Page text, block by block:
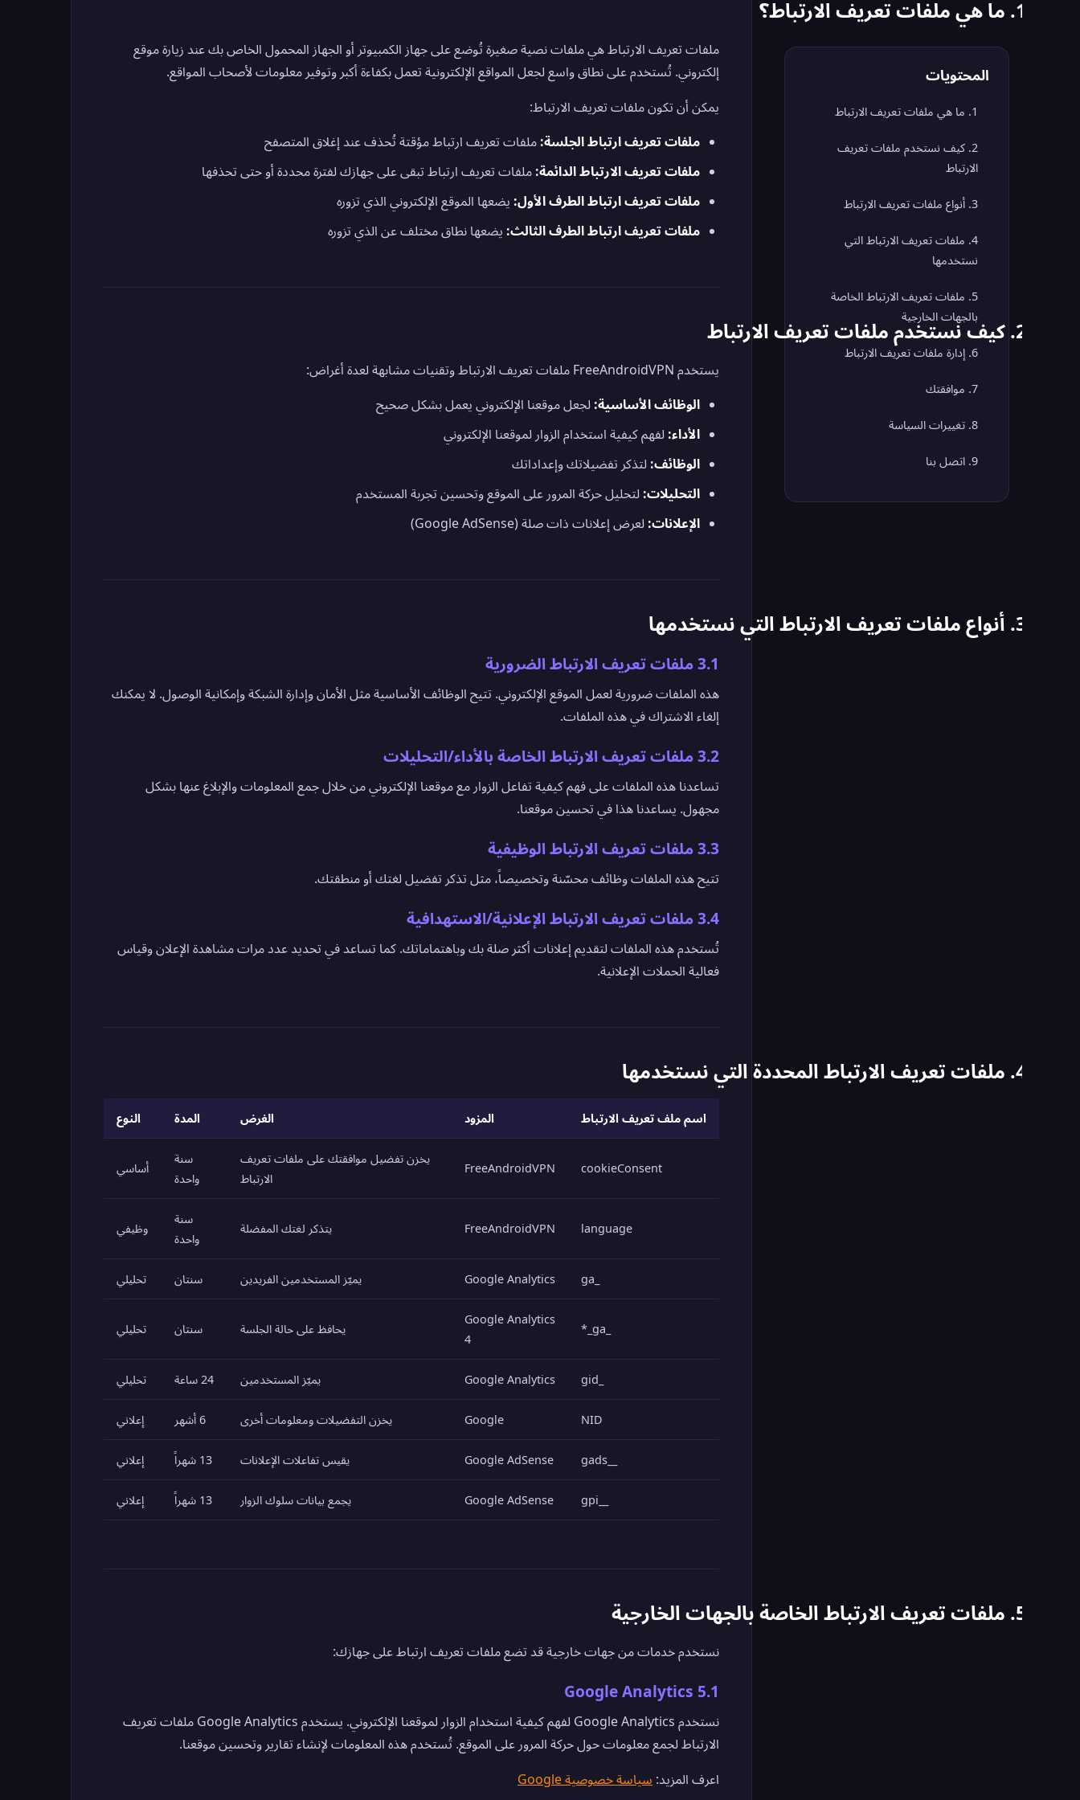
المحتويات
1. ما هي ملفات تعريف الارتباط
2. كيف نستخدم ملفات تعريف
الارتباط
3. أنواع ملفات تعريف الارتباط
4. ملفات تعريف الارتباط التي
نستخدمها
5. ملفات تعريف الارتباط الخاصة
بالجهات الخارجية
6. إدارة ملفات تعريف الارتباط
7. موافقتك
8. تغييرات السياسة
9. اتصل بنا
1. ما هي ملفات تعريف الارتباط؟
ملفات تعريف الارتباط هي ملفات نصية صغيرة تُوضع على جهاز الكمبيوتر أو الجهاز المحمول الخاص بك عند زيارة موقع
إلكتروني. تُستخدم على نطاق واسع لجعل المواقع الإلكترونية تعمل بكفاءة أكبر وتوفير معلومات لأصحاب المواقع.
يمكن أن تكون ملفات تعريف الارتباط:
ملفات تعريف ارتباط الجلسة: ملفات تعريف ارتباط مؤقتة تُحذف عند إغلاق المتصفح
ملفات تعريف الارتباط الدائمة: ملفات تعريف ارتباط تبقى على جهازك لفترة محددة أو حتى تحذفها
ملفات تعريف ارتباط الطرف الأول: يضعها الموقع الإلكتروني الذي تزوره
ملفات تعريف ارتباط الطرف الثالث: يضعها نطاق مختلف عن الذي تزوره
2. كيف نستخدم ملفات تعريف الارتباط
يستخدم FreeAndroidVPN ملفات تعريف الارتباط وتقنيات مشابهة لعدة أغراض:
الوظائف الأساسية: لجعل موقعنا الإلكتروني يعمل بشكل صحيح
الأداء: لفهم كيفية استخدام الزوار لموقعنا الإلكتروني
الوظائف: لتذكر تفضيلاتك وإعداداتك
التحليلات: لتحليل حركة المرور على الموقع وتحسين تجربة المستخدم
الإعلانات: لعرض إعلانات ذات صلة (Google AdSense)
3. أنواع ملفات تعريف الارتباط التي نستخدمها
3.1 ملفات تعريف الارتباط الضرورية
هذه الملفات ضرورية لعمل الموقع الإلكتروني. تتيح الوظائف الأساسية مثل الأمان وإدارة الشبكة وإمكانية الوصول. لا يمكنك
إلغاء الاشتراك في هذه الملفات.
3.2 ملفات تعريف الارتباط الخاصة بالأداء/التحليلات
تساعدنا هذه الملفات على فهم كيفية تفاعل الزوار مع موقعنا الإلكتروني من خلال جمع المعلومات والإبلاغ عنها بشكل
مجهول. يساعدنا هذا في تحسين موقعنا.
3.3 ملفات تعريف الارتباط الوظيفية
تتيح هذه الملفات وظائف محسّنة وتخصيصاً، مثل تذكر تفضيل لغتك أو منطقتك.
3.4 ملفات تعريف الارتباط الإعلانية/الاستهدافية
تُستخدم هذه الملفات لتقديم إعلانات أكثر صلة بك وباهتماماتك. كما تساعد في تحديد عدد مرات مشاهدة الإعلان وقياس
فعالية الحملات الإعلانية.
4. ملفات تعريف الارتباط المحددة التي نستخدمها
اسم ملف تعريف الارتباط المزود الغرض المدة النوع
cookieConsent
FreeAndroidVPN
يخزن تفضيل موافقتك على ملفات تعريف
الارتباط
سنة
واحدة
أساسي
language
FreeAndroidVPN يتذكر لغتك المفضلة
سنة
واحدة
وظيفي
Google Analytics يميّز المستخدمين الفريدين سنتان تحليلي
Google Analytics
4
يحافظ على حالة الجلسة سنتان تحليلي
Google Analytics يميّز المستخدمين 24 ساعة تحليلي
NID
Google يخزن التفضيلات ومعلومات أخرى 6 أشهر إعلاني
Google AdSense يقيس تفاعلات الإعلانات 13 شهراً إعلاني
Google AdSense يجمع بيانات سلوك الزوار 13 شهراً إعلاني
5. ملفات تعريف الارتباط الخاصة بالجهات الخارجية
نستخدم خدمات من جهات خارجية قد تضع ملفات تعريف ارتباط على جهازك:
5.1 Google Analytics
نستخدم Google Analytics لفهم كيفية استخدام الزوار لموقعنا الإلكتروني. يستخدم Google Analytics ملفات تعريف
الارتباط لجمع معلومات حول حركة المرور على الموقع. تُستخدم هذه المعلومات لإنشاء تقارير وتحسين موقعنا.
اعرف المزيد: سياسة خصوصية Google